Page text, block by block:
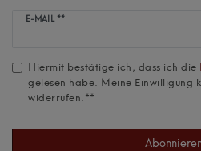
E-MAIL **
Newsletter
Hiermit bestätige ich, dass ich die
gelesen habe. Meine Einwilligung
widerrufen.**